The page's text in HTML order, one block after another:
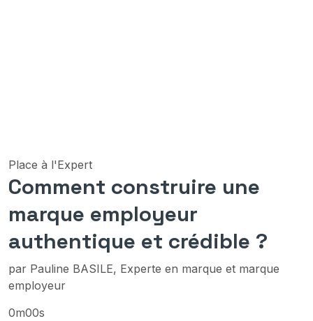
Place à l'Expert
Comment construire une
marque employeur
authentique et crédible ?
par Pauline BASILE, Experte en marque et marque
employeur
0m00s